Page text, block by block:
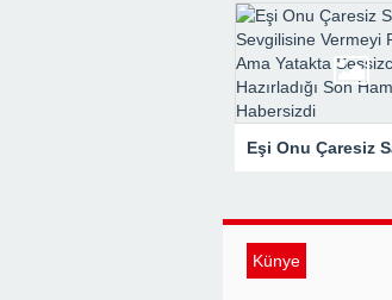
Künye